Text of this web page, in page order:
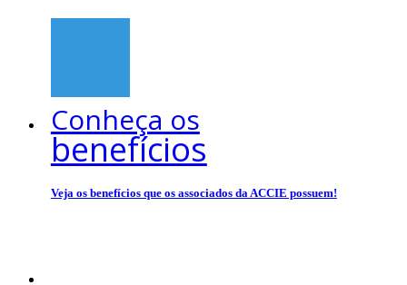
Conheça os
benefícios
Veja os benefícios que os associados da ACCIE possuem!